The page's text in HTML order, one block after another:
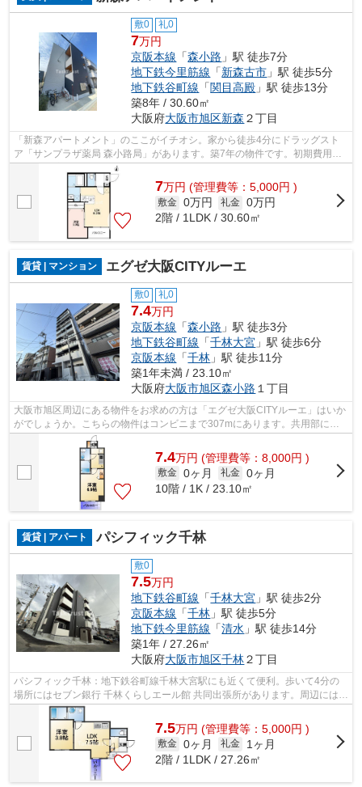
敷0 礼0
7万円
京阪本線 「森小路 」駅 徒歩7分
地下鉄今里筋線 「新森古市 」駅 徒歩5分
地下鉄谷町線 「関目高殿 」駅 徒歩13分
築8年 / 30.60㎡
大阪府大阪市旭区新森 ２丁目
「新森アパートメント」のここがイチオシ。家から徒歩4分にドラッグスト
ア「サンプラザ薬局 森小路局」があります。築7年の物件です。初期費用の
カード決済ができます。当社スタッフが...
7万円 (管理費等：5,000円 )
敷金 0万円 礼金 0万円
2階 / 1LDK / 30.60㎡
賃貸 | マンション エグゼ大阪CITYルーエ
敷0 礼0
7.4万円
京阪本線 「森小路 」駅 徒歩3分
地下鉄谷町線 「千林大宮 」駅 徒歩6分
京阪本線 「千林 」駅 徒歩11分
築1年未満 / 23.10㎡
大阪府大阪市旭区森小路 １丁目
大阪市旭区周辺にある物件をお求めの方は「エグゼ大阪CITYルーエ」はいか
がでしょうか。こちらの物件はコンビニまで307mにあります。共用部には
敷地内ごみ置き場・エレベータなどが備...
7.4万円 (管理費等：8,000円 )
敷金 0ヶ月 礼金 0ヶ月
10階 / 1K / 23.10㎡
賃貸 | アパート パシフィック千林
敷0
7.5万円
地下鉄谷町線 「千林大宮 」駅 徒歩2分
京阪本線 「千林 」駅 徒歩5分
地下鉄今里筋線 「清水 」駅 徒歩14分
築1年 / 27.26㎡
大阪府大阪市旭区千林２丁目
パシフィック千林：地下鉄谷町線千林大宮駅にも近くて便利。歩いて4分の
場所にはセブン銀行 千林くらしエール館 共同出張所があります。周辺には、
徒歩2分で利用できる駅があります。...
7.5万円 (管理費等：5,000円 )
敷金 0ヶ月 礼金
1ヶ月
2階 / 1LDK / 27.26㎡